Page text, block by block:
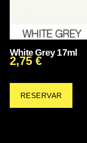
White Grey 17ml
2,75 €
RESERVAR